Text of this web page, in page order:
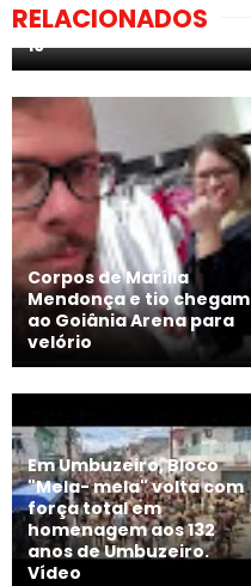
RELACIONADOS
Gabriel vítima de covid-
19
Corpos de Marília
Mendonça e tio chegam
ao Goiânia Arena para
velório
Em Umbuzeiro, Bloco
"Mela- mela" volta com
força total em
homenagem aos 132
anos de Umbuzeiro.
Vídeo